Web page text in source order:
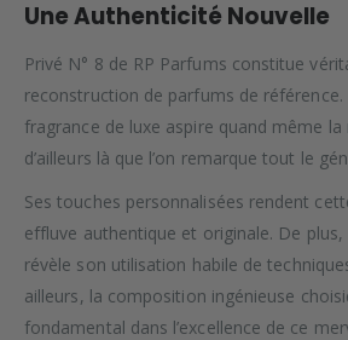
Une Authenticité Nouvelle
Privé N° 8 de RP Parfums constitue
reconstruction de parfums de
fragrance de luxe aspire quand même la
d’ailleurs là que l’on remarque tout le
Ses touches personnalisées rendent
effluve authentique et originale. De
révèle son utilisation habile de
ailleurs, la composition ingénieuse
fondamental dans l’excellence de ce